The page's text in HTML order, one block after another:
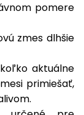
pomere
zmes dlhšie
aktuálne
primiešať,